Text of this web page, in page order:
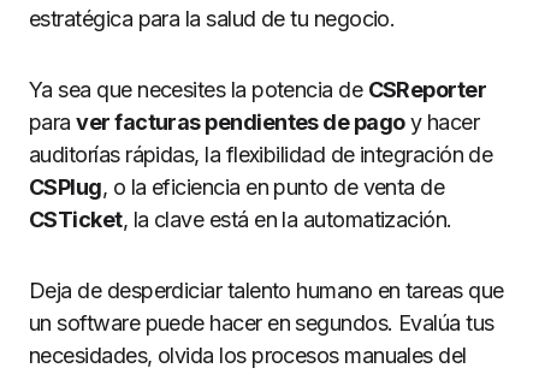
estratégica para la salud de tu negocio.
Ya sea que necesites la potencia de CSReporter
paraver facturas pendientes de pagoy hacer
auditorías rápidas, la flexibilidad de integración de
CSPlug, o la eficiencia en punto de venta de
CSTicket, la clave está en la automatización.
Deja de desperdiciar talento humano en tareas que
un software puede hacer en segundos. Evalúa tus
necesidades, olvida los procesos manuales del